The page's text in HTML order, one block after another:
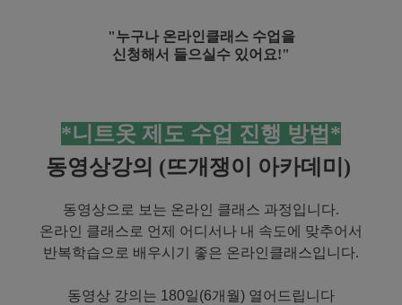
"누구나 온라인클래스 수업을
신청해서 들으실수 있어요!"
*니트옷 제도 수업 진행 방법*
동영상강의 (뜨개쟁이 아카데미)
동영상으로 보는 온라인 클래스 과정입니다.
온라인 클래스로 언제 어디서나 내 속도에 맞추어서
반복학습으로 배우시기 좋은 온라인클래스입니다.
동영상 강의는 180일(6개월) 열어드립니다